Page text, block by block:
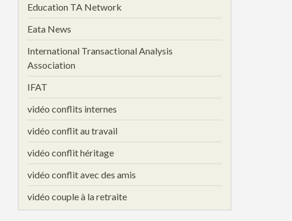
Education TA Network
Eata News
International Transactional Analysis
Association
IFAT
vidéo conflits internes
vidéo conflit au travail
vidéo conflit héritage
vidéo conflit avec des amis
vidéo couple à la retraite